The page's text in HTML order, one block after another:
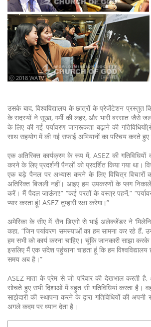
ⓒ 2018 WATV
उसके बाद, विश्वविद्यालय के छात्रों के प्रेजेंटेशन
के सदस्यों ने सूखा, गर्मी की लहर, और भारी बरसात जैसे
के लिए की गईं पर्यावरण जागरूकता बढ़ाने की
साथ सहयोग में की गई सफाई अभियानों का परिचय करते
एक अतिरिक्त कार्यक्रम के रूप में, ASEZ की
करने के लिए प्रदर्शनी पैनलों को प्रदर्शित किया गया था।
एक बड़े पैनल पर अभ्यास करने के लिए विचित्र
अतिरिक्त बिजली नहीं। आइए हम उपकरणों के प्लग
करें। मैं पैदल जाऊंगा!” “कई परतों के वस्त्र पहनें,”
प्यार करता हूं! ASEZ तुम्हारी रक्षा करेगा।”
अमेरिका के सीए में सैन डिएगो से भाई अलेक्जेंडर ने
कहा, “जिन पर्यावरण समस्याओं का हम सामना कर रहे हैं,
हम सभी को कार्य करना चाहिए। चूंकि जानकारी साझा
इसलिए मैं एक संदेश पहुंचाना चाहता हूं कि हम
समय अब है।”
ASEZ माता के प्रेम से जो परिवार की देखभाल करती है,
सोचते हुए सभी दिशाओं में बहुत सी गतिविधियां करता है।
साझेदारी की स्थापना करने के द्वारा गतिविधियों की
अगले कदम पर ध्यान देता है।